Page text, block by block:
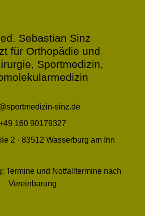
Sebastian Sinz
für Orthopädie und
Sportmedizin,
sinz.de
160 90179327
2 · 83512 Wasserburg am Inn
Termine und Notfalltermine nach
Vereinbarung